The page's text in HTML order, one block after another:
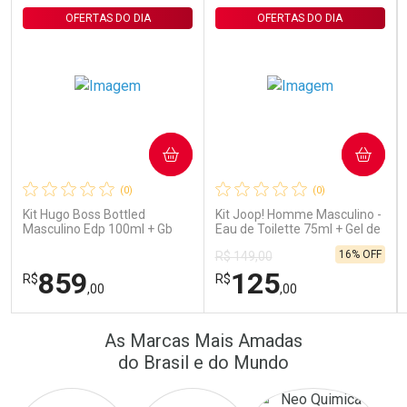
Comprar sem Desconto
Por R$ 15,99/cada
Comprar sem Desconto
Por R$ 15,99/cada
Comprar sem Desconto
Por R$ 89,63/cada
Comprar sem Desconto
Por R$ 89,63/cada
(0)
Kit Hugo Boss Bottled
Masculino Edp 100ml + Gb
OFERTAS DO DIA
R$859,00
COMPRAR
FECHAR
FECHAR
Por Menos
(0)
Kit Joop! Homme Masculino -
Eau de Toilette 75ml + Gel de
OFERTAS DO DIA
R$ 149,00
R$125,00
16% OFF
COMPRAR
Laboratório
Por Menos
As Marcas Mais Amadas
do Brasil e do Mundo